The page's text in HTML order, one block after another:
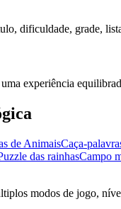
dificuldade, grade,
experiência
de AnimaisCaça-
das rainhasCampo
modos de jogo,